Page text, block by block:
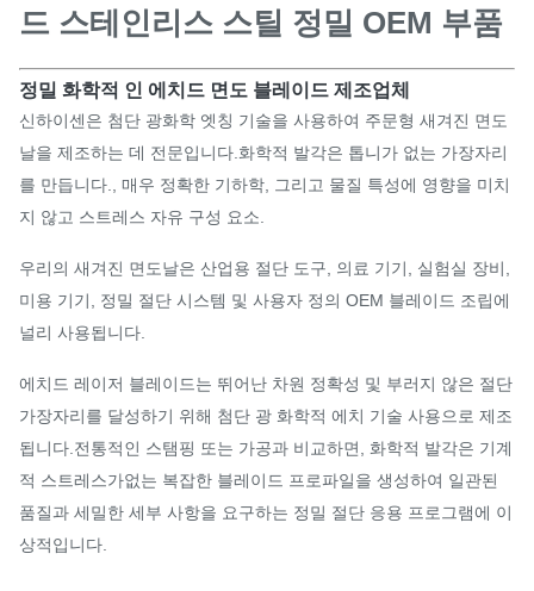
드 스테인리스 스틸 정밀 OEM 부품
정밀 화학적 인 에치드 면도 블레이드 제조업체
신하이센은 첨단 광화학 엣칭 기술을 사용하여 주문형 새겨진 면도
날을 제조하는 데 전문입니다.화학적 발각은 톱니가 없는 가장자리
를 만듭니다., 매우 정확한 기하학, 그리고 물질 특성에 영향을 미치
지 않고 스트레스 자유 구성 요소.
우리의 새겨진 면도날은 산업용 절단 도구, 의료 기기, 실험실 장비,
미용 기기, 정밀 절단 시스템 및 사용자 정의 OEM 블레이드 조립에
널리 사용됩니다.
에치드 레이저 블레이드는 뛰어난 차원 정확성 및 부러지 않은 절단
가장자리를 달성하기 위해 첨단 광 화학적 에치 기술 사용으로 제조
됩니다.전통적인 스탬핑 또는 가공과 비교하면, 화학적 발각은 기계
적 스트레스가없는 복잡한 블레이드 프로파일을 생성하여 일관된
품질과 세밀한 세부 사항을 요구하는 정밀 절단 응용 프로그램에 이
상적입니다.